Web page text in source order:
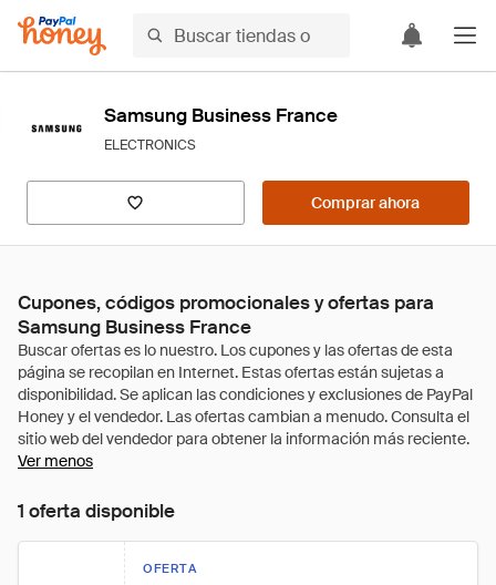
Samsung Business France
ELECTRONICS
Comprar ahora
Cupones, códigos promocionales y ofertas para
Samsung Business France
Ver menos
1 oferta disponible
OFERTA